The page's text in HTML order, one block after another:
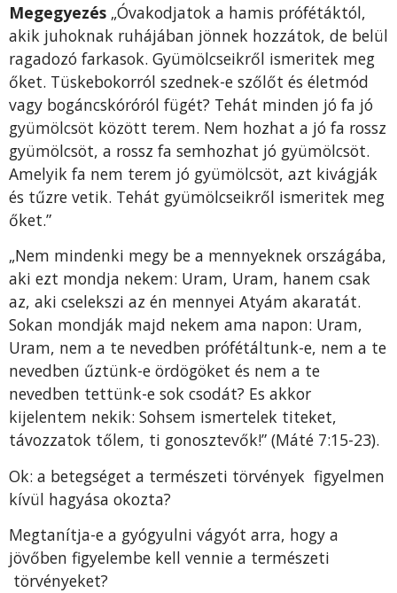
Megegyezés „Óvakodjatok a hamis prófétáktól,
akik juhoknak ruhájában jönnek hozzátok, de belül
ragadozó farkasok. Gyümölcseikről ismeritek meg
őket. Tüskebokorról szednek-e szőlőt és életmód
vagy bogáncskóróról fügét? Tehát minden jó fa jó
gyümölcsöt között terem. Nem hozhat a jó fa rossz
gyümölcsöt, a rossz fa semhozhat jó gyümölcsöt.
Amelyik fa nem terem jó gyümölcsöt, azt kivágják
és tűzre vetik. Tehát gyümölcseikről ismeritek meg
őket.”
„Nem mindenki megy be a mennyeknek országába,
aki ezt mondja nekem: Uram, Uram, hanem csak
az, aki cselek­szi az én mennyei Atyám akaratát.
Sokan mondják majd ne­kem ama napon: Uram,
Uram, nem a te nevedben pró­fétáltunk-e, nem a te
nevedben űztünk-e ördögöket és nem a te
nevedben tettünk-e sok csodát? Es akkor
kijelentem nekik: Sohsem ismertelek titeket,
távozzatok tőlem, ti gonosztevők!” (Máté 7:15-23).
Ok: a betegséget a természeti törvények figyelmen
kívül hagyása okozta?
Megtanítja-e a gyógyulni vágyót arra, hogy a
jövőben figyelembe kell vennie a természeti
törvényeket?